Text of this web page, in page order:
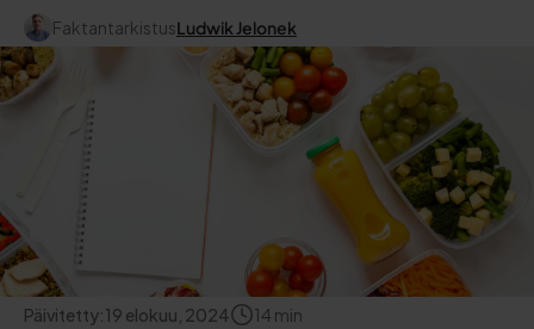
FaktantarkistusLudwik Jelonek
Päivitetty:19 elokuu, 2024 14 min